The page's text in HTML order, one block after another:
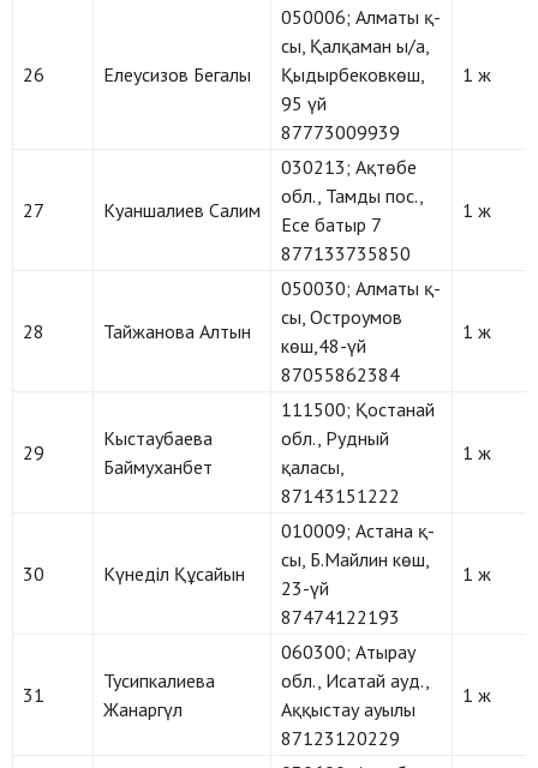
26 Елеусизов Бегалы
050006; Алматы қ-
сы, Қалқаман ы/а,
Қыдырбековкөш,
95 үй
87773009939
1 ж
27 Куаншалиев Салим
030213; Ақтөбе
обл., Тамды пос.,
Есе батыр 7
877133735850
1 ж
28 Тайжанова Алтын
050030; Алматы қ-
сы, Остроумов
көш,48-үй
87055862384
1 ж
29
Кыстаубаева
Баймуханбет
111500; Қостанай
обл., Рудный
қаласы,
87143151222
1 ж
30 Күнеділ Құсайын
010009; Астана қ-
сы, Б.Майлин көш,
23-үй
87474122193
1 ж
31
Тусипкалиева
Жанаргүл
060300; Атырау
обл., Исатай ауд.,
Аққыстау ауылы
87123120229
1 ж